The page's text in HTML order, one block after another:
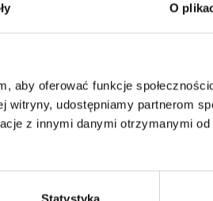
O
aby oferować funkcje
udostępniamy partnerom
z innymi danymi otrzymanymi od